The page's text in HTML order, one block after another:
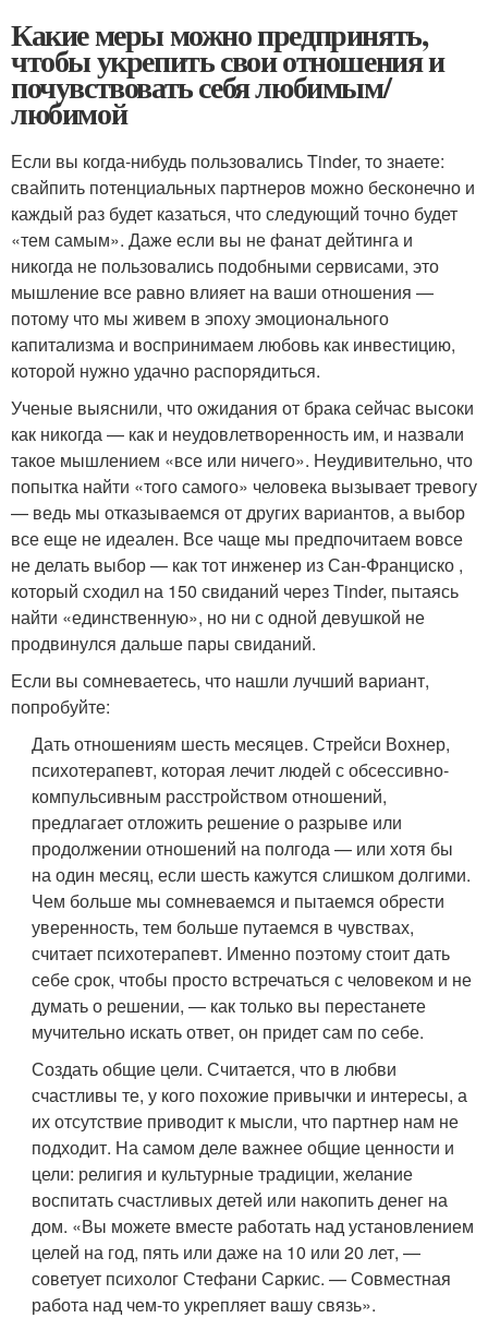
Какие меры можно предпринять,
чтобы укрепить свои отношения и
почувствовать себя любимым/
любимой
Если вы когда-нибудь пользовались Tinder, то знаете:
свайпить потенциальных партнеров можно бесконечно и
каждый раз будет казаться, что следующий точно будет
«тем самым». Даже если вы не фанат дейтинга и
никогда не пользовались подобными сервисами, это
мышление все равно влияет на ваши отношения —
потому что мы живем в эпоху эмоционального
капитализма и воспринимаем любовь как инвестицию,
которой нужно удачно распорядиться.
Ученые выяснили, что ожидания от брака сейчас высоки
как никогда — как и неудовлетворенность им, и назвали
такое мышлением «все или ничего». Неудивительно, что
попытка найти «того самого» человека вызывает тревогу
— ведь мы отказываемся от других вариантов, а выбор
все еще не идеален. Все чаще мы предпочитаем вовсе
не делать выбор — как тот инженер из Сан-Франциско ,
который сходил на 150 свиданий через Tinder, пытаясь
найти «единственную», но ни с одной девушкой не
продвинулся дальше пары свиданий.
Если вы сомневаетесь, что нашли лучший вариант,
попробуйте:
Дать отношениям шесть месяцев. Стрейси Вохнер,
психотерапевт, которая лечит людей с обсессивно-
компульсивным расстройством отношений,
предлагает отложить решение о разрыве или
продолжении отношений на полгода — или хотя бы
на один месяц, если шесть кажутся слишком долгими.
Чем больше мы сомневаемся и пытаемся обрести
уверенность, тем больше путаемся в чувствах,
считает психотерапевт. Именно поэтому стоит дать
себе срок, чтобы просто встречаться с человеком и не
думать о решении, — как только вы перестанете
мучительно искать ответ, он придет сам по себе.
Создать общие цели. Считается, что в любви
счастливы те, у кого похожие привычки и интересы, а
их отсутствие приводит к мысли, что партнер нам не
подходит. На самом деле важнее общие ценности и
цели: религия и культурные традиции, желание
воспитать счастливых детей или накопить денег на
дом. «Вы можете вместе работать над установлением
целей на год, пять или даже на 10 или 20 лет, —
советует психолог Стефани Саркис. — Совместная
работа над чем-то укрепляет вашу связь».